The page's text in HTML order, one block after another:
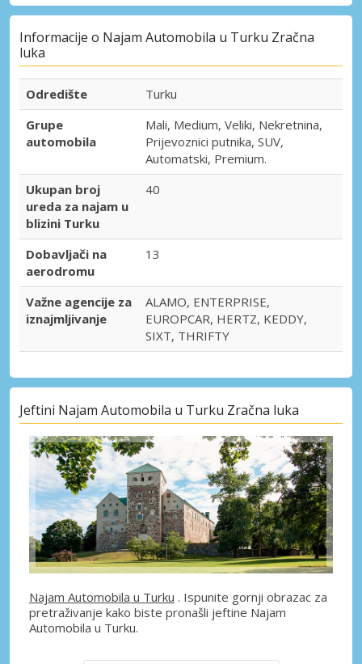
Informacije o Najam Automobila u Turku Zračna
luka
Odredište
Turku
Grupe
automobila
Mali, Medium, Veliki, Nekretnina,
Prijevoznici putnika, SUV,
Automatski, Premium.
Ukupan broj
ureda za najam u
blizini Turku
40
Dobavljači na
aerodromu
13
Važne agencije za
iznajmljivanje
ALAMO, ENTERPRISE,
EUROPCAR, HERTZ, KEDDY,
SIXT, THRIFTY
Jeftini Najam Automobila u Turku Zračna luka
Najam Automobila u Turku . Ispunite gornji obrazac za
pretraživanje kako biste pronašli jeftine Najam
Automobila u Turku.